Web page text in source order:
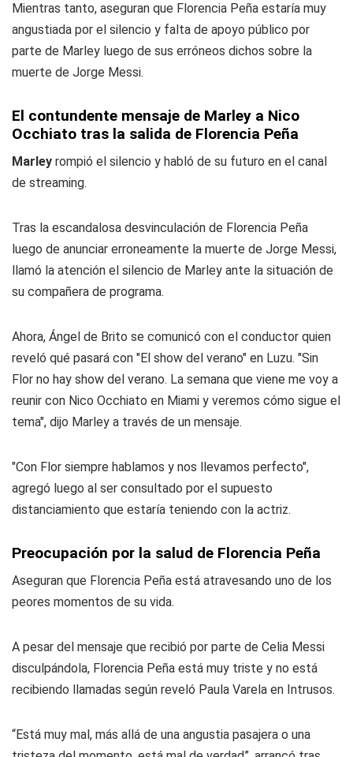
Mientras tanto, aseguran que Florencia Peña estaría muy
angustiada por el silencio y falta de apoyo público por
parte de Marley luego de sus erróneos dichos sobre la
muerte de Jorge Messi.
El contundente mensaje de Marley a Nico
Occhiato tras la salida de Florencia Peña
Marley rompió el silencio y habló de su futuro en el canal
de streaming.
Tras la escandalosa desvinculación de Florencia Peña
luego de anunciar erroneamente la muerte de Jorge Messi,
llamó la atención el silencio de Marley ante la situación de
su compañera de programa.
Ahora, Ángel de Brito se comunicó con el conductor quien
reveló qué pasará con "El show del verano" en Luzu. "Sin
Flor no hay show del verano. La semana que viene me voy a
reunir con Nico Occhiato en Miami y veremos cómo sigue el
tema", dijo Marley a través de un mensaje.
"Con Flor siempre hablamos y nos llevamos perfecto",
agregó luego al ser consultado por el supuesto
distanciamiento que estaría teniendo con la actriz.
Preocupación por la salud de Florencia Peña
Aseguran que Florencia Peña está atravesando uno de los
peores momentos de su vida.
A pesar del mensaje que recibió por parte de Celia Messi
disculpándola, Florencia Peña está muy triste y no está
recibiendo llamadas según reveló Paula Varela en Intrusos.
“Está muy mal, más allá de una angustia pasajera o una